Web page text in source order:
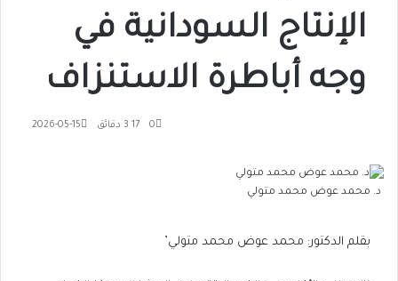
الإنتاج السودانية في
وجه أباطرة الاستنزاف
2026-05-15 0
د. محمد عوض محمد متولي
​بقلم الدكتور: محمد عوض محمد متولي’